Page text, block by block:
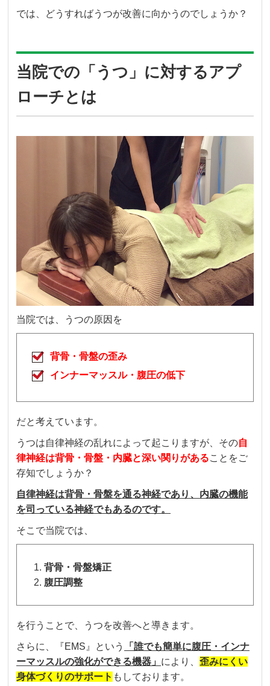
では、どうすればうつが改善に向かうのでしょうか？
当院での「うつ」に対するアプ
ローチとは
当院では、 うつの原因を
背骨・骨盤の歪み
インナーマッスル・腹圧の低下
だと考えています。
うつは自律神経の乱れによって起こりますが、その自
律神経は背骨・骨盤・内臓と深い関りがあることをご
存知でしょうか？
自律神経は背骨・骨盤を通る神経であり、 内臓の機能
を司っている神経でもあるのです。
そこで当院では、
背骨・骨盤矯正
腹圧調整
を行うことで、うつを改善へと導きます。
さらに、『EMS』という
「誰でも簡単に腹圧・インナ
ーマッスルの強化ができる機器」 により、歪みにくい
身体づくりのサポート もしております。